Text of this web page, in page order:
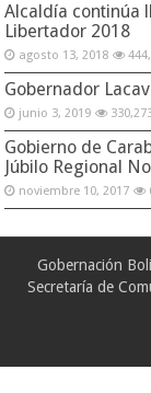
Alcaldía continúa
Libertador 2018
agosto 13, 2018
Gobernador
junio 3, 2019
Gobierno de
Júbilo Regional
noviembre 10, 2017
Gobernación
Secretaría de